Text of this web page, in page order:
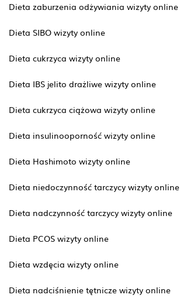
Dieta zaburzenia odżywiania wizyty online
Dieta SIBO wizyty online
Dieta cukrzyca wizyty online
Dieta IBS jelito drażliwe wizyty online
Dieta cukrzyca ciążowa wizyty online
Dieta insulinooporność wizyty online
Dieta Hashimoto wizyty online
Dieta niedoczynność tarczycy wizyty online
Dieta nadczynność tarczycy wizyty online
Dieta PCOS wizyty online
Dieta wzdęcia wizyty online
Dieta nadciśnienie tętnicze wizyty online